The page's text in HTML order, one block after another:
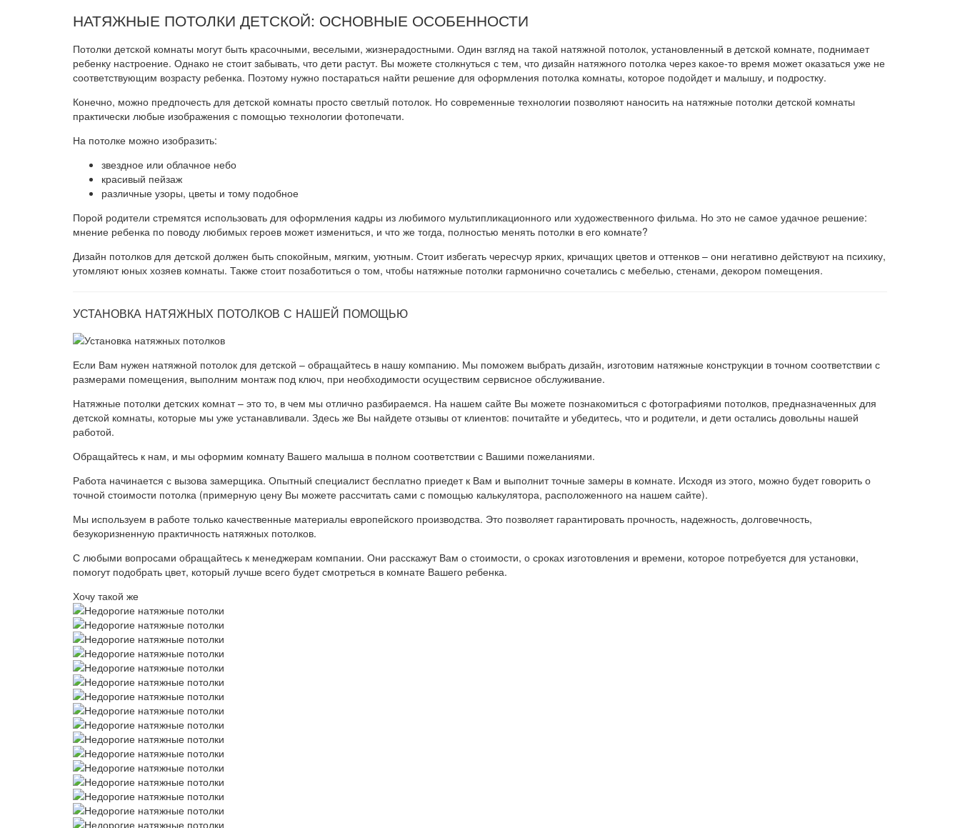
НАТЯЖНЫЕ ПОТОЛКИ ДЕТСКОЙ: ОСНОВНЫЕ ОСОБЕННОСТИ
Потолки детской комнаты могут быть красочными, веселыми, жизнерадостными. Один взгляд на такой натяжной потолок, установленный в детской комнате, поднимает
ребенку настроение. Однако не стоит забывать, что дети растут. Вы можете столкнуться с тем, что дизайн натяжного потолка через какое-то время может оказаться уже не
соответствующим возрасту ребенка. Поэтому нужно постараться найти решение для оформления потолка комнаты, которое подойдет и малышу, и подростку.
Конечно, можно предпочесть для детской комнаты просто светлый потолок. Но современные технологии позволяют наносить на натяжные потолки детской комнаты
практически любые изображения с помощью технологии фотопечати.
На потолке можно изобразить:
звездное или облачное небо
красивый пейзаж
различные узоры, цветы и тому подобное
Порой родители стремятся использовать для оформления кадры из любимого мультипликационного или художественного фильма. Но это не самое удачное решение:
мнение ребенка по поводу любимых героев может измениться, и что же тогда, полностью менять потолки в его комнате?
Дизайн потолков для детской должен быть спокойным, мягким, уютным. Стоит избегать чересчур ярких, кричащих цветов и оттенков – они негативно действуют на психику,
утомляют юных хозяев комнаты. Также стоит позаботиться о том, чтобы натяжные потолки гармонично сочетались с мебелью, стенами, декором помещения.
УСТАНОВКА НАТЯЖНЫХ ПОТОЛКОВ С НАШЕЙ ПОМОЩЬЮ
Если Вам нужен натяжной потолок для детской – обращайтесь в нашу компанию. Мы поможем выбрать дизайн, изготовим натяжные конструкции в точном соответствии с
размерами помещения, выполним монтаж под ключ, при необходимости осуществим сервисное обслуживание.
Натяжные потолки детских комнат – это то, в чем мы отлично разбираемся. На нашем сайте Вы можете познакомиться с фотографиями потолков, предназначенных для
детской комнаты, которые мы уже устанавливали. Здесь же Вы найдете отзывы от клиентов: почитайте и убедитесь, что и родители, и дети остались довольны нашей
работой.
Обращайтесь к нам, и мы оформим комнату Вашего малыша в полном соответствии с Вашими пожеланиями.
Работа начинается с вызова замерщика. Опытный специалист бесплатно приедет к Вам и выполнит точные замеры в комнате. Исходя из этого, можно будет говорить о
точной стоимости потолка (примерную цену Вы можете рассчитать сами с помощью калькулятора, расположенного на нашем сайте).
Мы используем в работе только качественные материалы европейского производства. Это позволяет гарантировать прочность, надежность, долговечность,
безукоризненную практичность натяжных потолков.
С любыми вопросами обращайтесь к менеджерам компании. Они расскажут Вам о стоимости, о сроках изготовления и времени, которое потребуется для установки,
помогут подобрать цвет, который лучше всего будет смотреться в комнате Вашего ребенка.
Хочу такой же